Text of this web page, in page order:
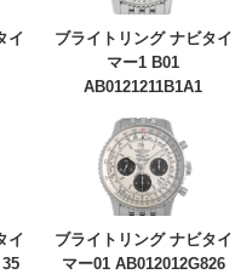
イ
ブライトリング ナビタイ
マー1 B01
AB0121211B1A1
イ
ブライトリング ナビタイ
マー01 AB012012G826